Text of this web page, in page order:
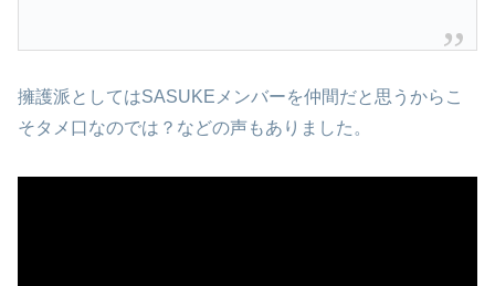
擁護派としてはSASUKEメンバーを仲間だと思うからこ
そタメ口なのでは？などの声もありました。